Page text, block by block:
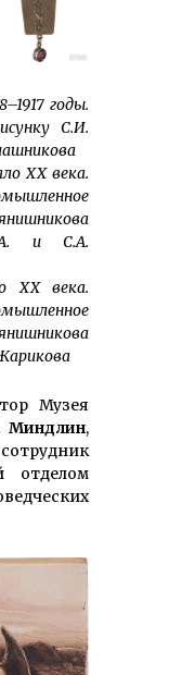
годы.
С.И.
ХХ века.
и С.А.
ХХ века.
Музея
Миндлин,
отделом